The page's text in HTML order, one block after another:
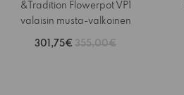
&Tradition Flowerpot VP1
valaisin musta-valkoinen
301,75€ 355,00€